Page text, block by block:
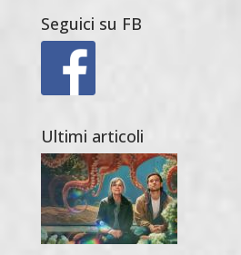
Seguici su FB
Ultimi articoli